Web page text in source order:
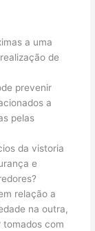
a uma
de
prevenir
a
pelas
da vistoria
e
relação a
na outra,
tomados com